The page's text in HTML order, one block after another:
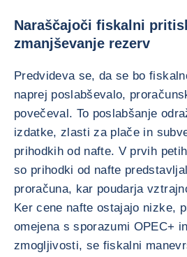
Naraščajoči fiskalni
zmanjševanje rezerv
Predvideva se, da se bo
naprej poslabševalo,
povečeval. To poslabšanje
izdatke, zlasti za plače in
prihodkih od nafte. V prvih
so prihodki od nafte
proračuna, kar poudarja
Ker cene nafte ostajajo nizke,
omejena s sporazumi OPEC+
zmogljivosti, se fiskalni